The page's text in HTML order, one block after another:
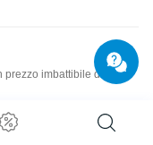
prezzo imbattibile dritto